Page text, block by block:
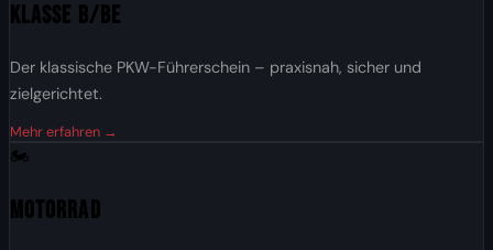
Klasse B/BE
Der klassische PKW-Führerschein – praxisnah, sicher und
zielgerichtet.
Mehr erfahren →
🏍️
Motorrad